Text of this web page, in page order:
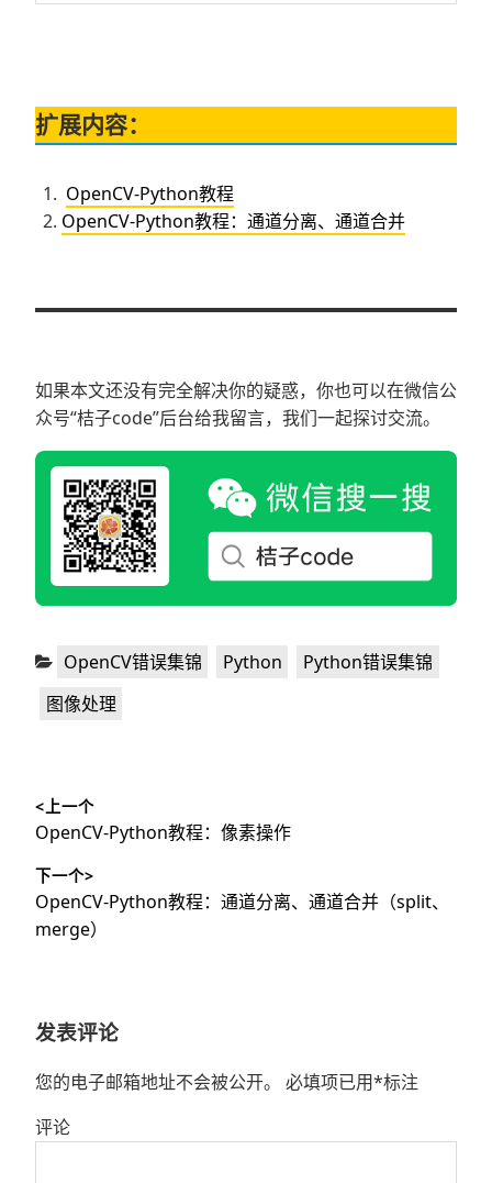
扩展内容：
OpenCV-Python教程
OpenCV-Python教程：通道分离、通道合并
如果本文还没有完全解决你的疑惑，你也可以在微信公
众号“桔子code”后台给我留言，我们一起探讨交流。
分
OpenCV错误集锦 Python Python错误集锦
图像处理
章
导
航
<上一个
上
文
章：
OpenCV-Python教程：像素操作
下一个>
下
篇
OpenCV-Python教程：通道分离、通道合并（split、
merge）
发表评论
您的电子邮箱地址不会被公开。 必填项已用*标注
评论